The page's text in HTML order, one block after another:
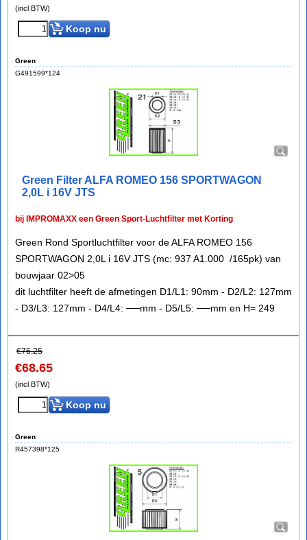
(incl BTW)
Koop nu
Green
G491599*124
Green Filter ALFA ROMEO 156 SPORTWAGON
2,0L i 16V JTS
bij IMPROMAXX een Green Sport-Luchtfilter met Korting
Green Rond Sportluchtfilter voor de ALFA ROMEO 156
SPORTWAGON 2,0L i 16V JTS (mc: 937 A1.000 /165pk) van
bouwjaar 02>05
dit luchtfilter heeft de afmetingen D1/L1: 90mm - D2/L2: 127mm
- D3/L3: 127mm - D4/L4: ──mm - D5/L5: ──mm en H= 249
€76.25
€68.65
(incl BTW)
Koop nu
Green
R457398*125